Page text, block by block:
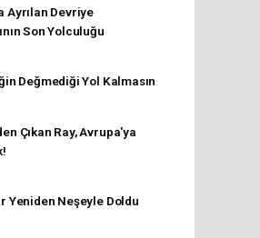
Ayrılan Devriye
Son Yolculuğu
Değmediği Yol Kalmasın
Çıkan Ray, Avrupa'ya
Yeniden Neşeyle Doldu